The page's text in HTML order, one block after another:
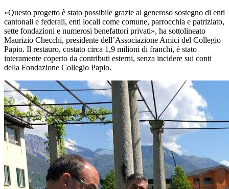
«Questo progetto è stato possibile grazie al generoso sostegno di enti
cantonali e federali, enti locali come comune, parrocchia e patriziato,
sette fondazioni e numerosi benefattori privati», ha sottolineato
Maurizio Checchi, presidente dell’Associazione Amici del Collegio
Papio. Il restauro, costato circa 1,9 milioni di franchi, è stato
interamente coperto da contributi esterni, senza incidere sui conti
della Fondazione Collegio Papio.